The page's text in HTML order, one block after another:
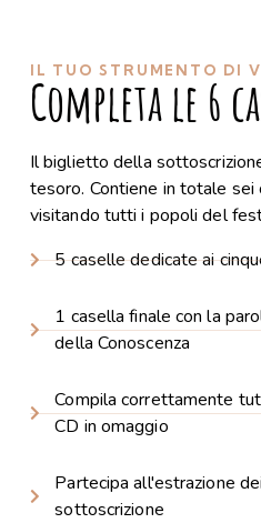
IL TUO STRUMENTO DI
Completa le 6
Il biglietto della
tesoro. Contiene in totale
visitando tutti i popoli del
5 caselle dedicate ai
1 casella finale con la
della Conoscenza
Compila correttamente
CD in omaggio
Partecipa all'estrazione
sottoscrizione